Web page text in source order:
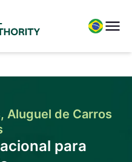
Aluguel de Carros
para